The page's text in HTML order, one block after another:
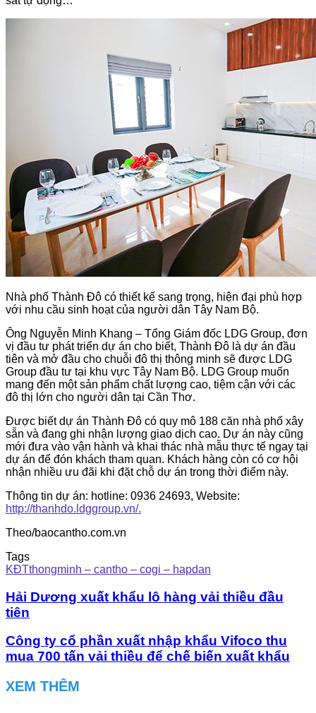
Nhà phố Thành Đô có thiết kế sang trọng, hiện đại phù hợp
với nhu cầu sinh hoạt của người dân Tây Nam Bộ.
Ông Nguyễn Minh Khang – Tổng Giám đốc LDG Group, đơn
vị đầu tư phát triển dự án cho biết, Thành Đô là dự án đầu
tiên và mở đầu cho chuỗi đô thị thông minh sẽ được LDG
Group đầu tư tại khu vực Tây Nam Bộ. LDG Group muốn
mang đến một sản phẩm chất lượng cao, tiệm cận với các
đô thị lớn cho người dân tại Cần Thơ.
Được biết dự án Thành Đô có quy mô 188 căn nhà phố xây
sẵn và đang ghi nhận lượng giao dịch cao. Dự án này cũng
mới đưa vào vận hành và khai thác nhà mẫu thực tế ngay tại
dự án để đón khách tham quan. Khách hàng còn có cơ hội
nhận nhiều ưu đãi khi đặt chỗ dự án trong thời điểm này.
Thông tin dự án: hotline: 0936 24693, Website:
http://thanhdo.ldggroup.vn/.
Theo/baocantho.com.vn
Tags
KĐTthongminh – cantho – cogi – hapdan
Hải Dương xuất khẩu lô hàng vải thiều đầu
tiên
Công ty cổ phần xuất nhập khẩu Vifoco thu
mua 700 tấn vải thiều để chế biến xuất khẩu
XEM THÊM